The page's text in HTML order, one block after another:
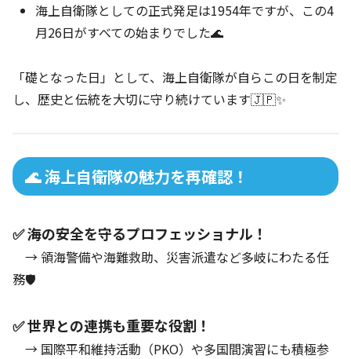
海上自衛隊としての正式発足は1954年ですが、この4
月26日がすべての始まりでした🌊
「礎となった日」として、海上自衛隊が自らこの日を制定
し、歴史と伝統を大切に守り続けています🇯🇵✨
🌊 海上自衛隊の魅力を再確認！
✅ 海の安全を守るプロフェッショナル！
→ 領海警備や海難救助、災害派遣など多岐にわたる任
務🛡️
✅ 世界との連携も重要な役割！
→ 国際平和維持活動（PKO）や多国間演習にも積極参